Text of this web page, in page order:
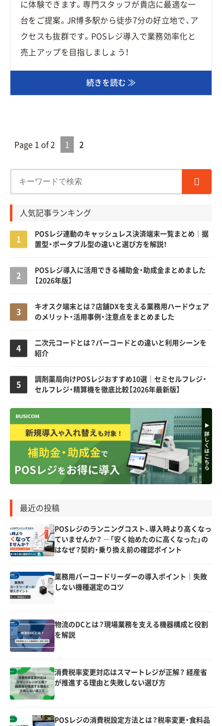
に体験できます。専門スタッフが貴店に最適な一
台をご提案。JR博多駅から徒歩7分の好立地で、ア
クセスも抜群です。POSレジ導入で業務効率化と
売上アップを目指しましょう！
続きを読む ≫
Page 1 of 2 1 2
人気記事ランキング
POSレジ連動のキャッシュレス決済端末一覧まとめ｜据
置型・ポータブル型の違いと選び方を解説！
POSレジ導入に活用できる補助金・助成金まとめました
【2026年版】
キオスク端末とは？店舗DXを支える業務用ハードウェア
のメリット・活用事例・注意点をまとめました
二次元コードとは？バーコードとの違いと利用シーンを
紹介
調剤薬局向けPOSレジおすすめ10選｜セミセルフレジ・
セルフレジ・精算機を徹底比較【2026年最新版】
最近の投稿
POSレジのランニングコスト、導入時より高くなっ
ていませんか？ ―「安く始めたのに高くなった」の
はなぜ？契約・乗り換え前の確認ポイント
業務用バーコードリーダーの導入ポイント｜失敗
しない機種選定のコツ
物流のDCとは？現場業務を支える機器構成と役割
を解説
消費税率変更対応はスマートレジが正解？ 経産省
が推進する理由と失敗しない選び方
POSレジの消費税設定方法とは？税率変更・食料品